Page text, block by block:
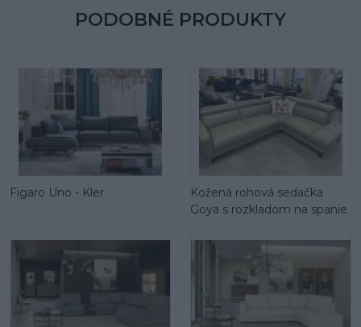
PODOBNÉ PRODUKTY
Figaro Uno - Kler
Kožená rohová sedačka
Goya s rozkladom na spanie